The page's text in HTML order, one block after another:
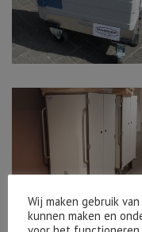
Wij maken gebruik
kunnen maken en